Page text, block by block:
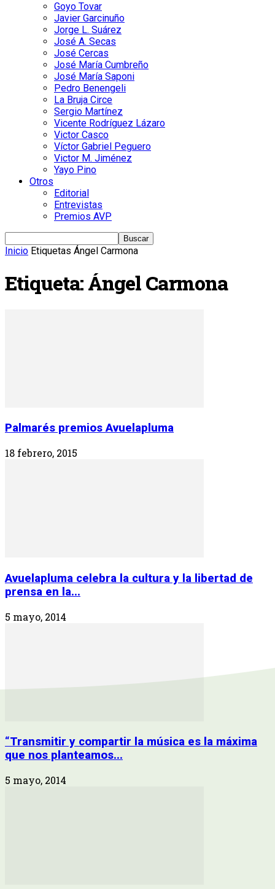
Goyo Tovar
Javier Garcinuño
Jorge L. Suárez
José A. Secas
José Cercas
José María Cumbreño
José María Saponi
Pedro Benengeli
La Bruja Circe
Sergio Martínez
Vicente Rodríguez Lázaro
Victor Casco
Víctor Gabriel Peguero
Victor M. Jiménez
Yayo Pino
Otros
Editorial
Entrevistas
Premios AVP
Inicio Etiquetas Ángel Carmona
Etiqueta: Ángel Carmona
Palmarés premios Avuelapluma
18 febrero, 2015
Avuelapluma celebra la cultura y la libertad de
prensa en la...
5 mayo, 2014
“Transmitir y compartir la música es la máxima
que nos planteamos...
5 mayo, 2014